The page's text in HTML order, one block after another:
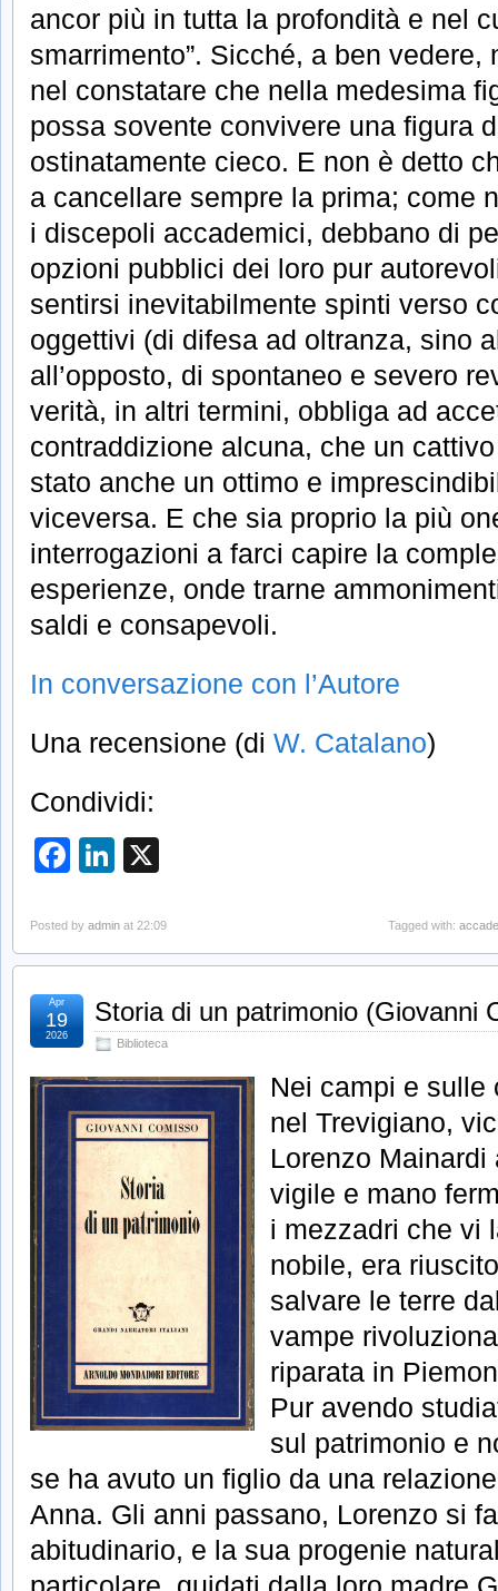
ancor più in tutta la profondità e nel
smarrimento”. Sicché, a ben vedere,
nel constatare che nella medesima
possa sovente convivere una figura
ostinatamente cieco. E non è detto
a cancellare sempre la prima; come
i discepoli accademici, debbano di
opzioni pubblici dei loro pur
sentirsi inevitabilmente spinti verso
oggettivi (di difesa ad oltranza, sino
all’opposto, di spontaneo e severo
verità, in altri termini, obbliga ad
contraddizione alcuna, che un
stato anche un ottimo e
viceversa. E che sia proprio la più
interrogazioni a farci capire la
esperienze, onde trarne
saldi e consapevoli.
In conversazione con l’Autore
Una recensione (di W. Catalano)
Condividi:
Facebook
LinkedIn
Posted by admin at 22:09 Tagged with:
Storia di un patrimonio (Giovanni
Biblioteca
Apr
19
2026
Nei campi e sulle
nel Trevigiano,
Lorenzo
vigile e mano
i mezzadri che vi
nobile, era
salvare le terre
vampe
riparata in
Pur avendo
sul patrimonio e
se ha avuto un figlio da una
Anna. Gli anni passano, Lorenzo si
abitudinario, e la sua progenie